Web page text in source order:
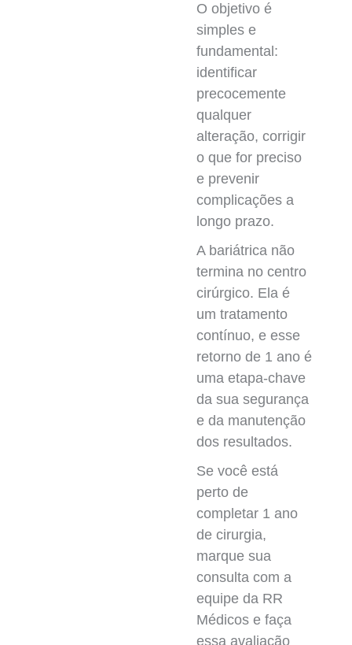
O objetivo é
simples e
fundamental:
identificar
precocemente
qualquer
alteração, corrigir
o que for preciso
e prevenir
complicações a
longo prazo.
A bariátrica não
termina no centro
cirúrgico. Ela é
um tratamento
contínuo, e esse
retorno de 1 ano é
uma etapa-chave
da sua segurança
e da manutenção
dos resultados.
Se você está
perto de
completar 1 ano
de cirurgia,
marque sua
consulta com a
equipe da RR
Médicos e faça
essa avaliação